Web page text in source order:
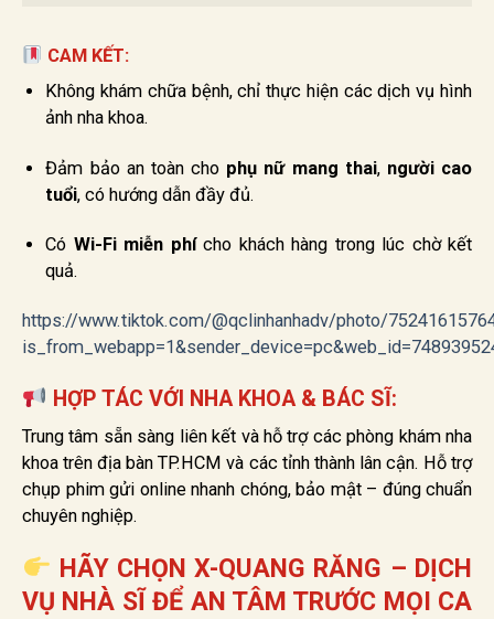
CAM KẾT:
Không khám chữa bệnh, chỉ thực hiện các dịch vụ hình
ảnh nha khoa.
Đảm bảo an toàn cho phụ nữ mang thai, người cao
tuổi, có hướng dẫn đầy đủ.
Có Wi-Fi miễn phícho khách hàng trong lúc chờ kết
quả.
https://www.tiktok.com/@qclinhanhadv/photo/
HỢP TÁC VỚI NHA KHOA & BÁC SĨ:
Trung tâm sẵn sàng liên kết và hỗ trợ các phòng khám nha
khoa trên địa bàn TP.HCM và các tỉnh thành lân cận. Hỗ trợ
chụp phim gửi online nhanh chóng, bảo mật – đúng chuẩn
chuyên nghiệp.
HÃY CHỌNX-QUANG RĂNG – DỊCH
VỤ NHÀ SĨ ĐỂ AN TÂM TRƯỚC MỌI CA